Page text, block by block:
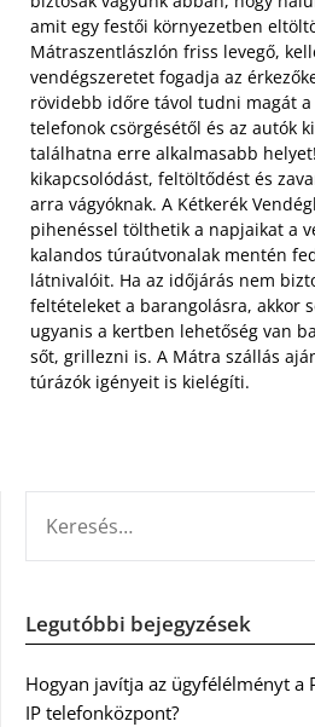
amit egy festői környezetben
Mátraszentlászlón friss levegő,
vendégszeretet fogadja az
rövidebb időre távol tudni magát a
telefonok csörgésétől és az autók
találhatna erre alkalmasabb helyet!
kikapcsolódást, feltöltődést és
arra vágyóknak. A Kétkerék
pihenéssel tölthetik a napjaikat a
kalandos túraútvonalak mentén
látnivalóit. Ha az időjárás nem
feltételeket a barangolásra, akkor
ugyanis a kertben lehetőség van
sőt, grillezni is. A Mátra szállás
túrázók igényeit is kielégíti.
Legutóbbi bejegyzések
Hogyan javítja az ügyfélélményt a
IP telefonközpont?